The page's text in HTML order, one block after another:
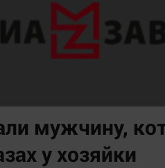
Вкусное
Гороскоп
мужчину,
у хозяйки